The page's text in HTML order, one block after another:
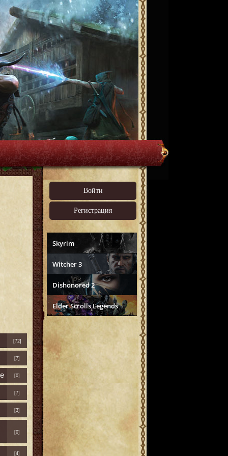
Войти
Регистрация
Skyrim
Witcher 3
Dishonored 2
Elder Scrolls Legends
[72]
[7]
[0]
[7]
[3]
[0]
[4]